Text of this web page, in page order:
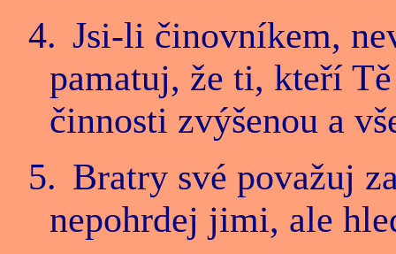
4. Jsi-li činovníkem,
pamatuj, že ti, kteří
činnosti zvýšenou a
5. Bratry své považuj
nepohrdej jimi, ale